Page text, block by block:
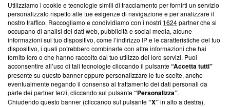
Questa sezione offre informazioni trasparenti su Blasting
News, sui nostri processi editoriali e su come ci impegniamo a
creare news di qualità. Inoltre, afferma la nostra aderenza a
‘Trust Project - News with Integrity’Blasting News non è
ancora membro del programma, ma ha richiesto di farne
parte; Trust Project non ha ancora effettuato una verifica di
conformità agli standard.
Su di noi
Utilizziamo i cookie e tecnologie simili di tracciamento per fornirti un servizio
personalizzato rispetto alle tue esigenze di navigazione e per analizzare il
nostro traffico. Raccogliamo e condividiamo con i nostri 1624partner che si
occupano di analisi dei dati web, pubblicità e social media, alcune
informazioni sul tuo dispositivo, come l’indirizzo IP e le caratteristiche del tuo
dispositivo, i quali potrebbero combinarle con altre informazioni che hai
fornito loro o che hanno raccolto dal tuo utilizzo dei loro servizi. Puoi
acconsentire all’uso di tali tecnologie cliccando il pulsante“Accetta tutti”
presente su questo banner oppure personalizzare le tue scelte, anche
eventualmente negando il consenso al trattamento dei dati personali da
parte dei partner terzi, cliccando sul pulsante“Personalizza”.
Chiudendo questo banner (cliccando sul pulsante“X”in alto a destra),